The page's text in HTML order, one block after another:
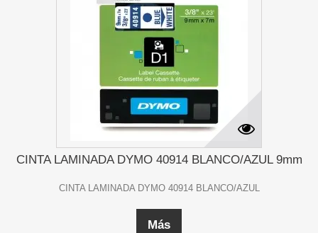
CINTA LAMINADA DYMO 40914 BLANCO/AZUL 9mm
CINTA LAMINADA DYMO 40914 BLANCO/AZUL
Más